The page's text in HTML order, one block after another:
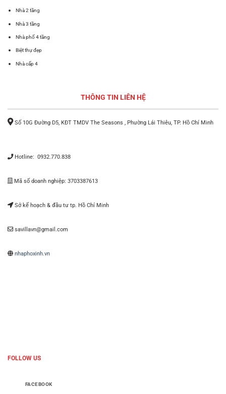
Nhà 2 tầng
Nhà 3 tầng
Nhà phố 4 tầng
Biệt thự đẹp
Nhà cấp 4
THÔNG TIN LIÊN HỆ
Số 10G Đường D5, KĐT TMDV The Seasons , Phường Lái Thiêu, TP. Hồ Chí Minh
Hotline: 0932.770.838
Mã số doanh nghiệp: 3703387613
Sở kế hoạch & đầu tư tp. Hồ Chí Minh
savillavn@gmail.com
nhaphoxinh.vn
FOLLOW US
FACEBOOK